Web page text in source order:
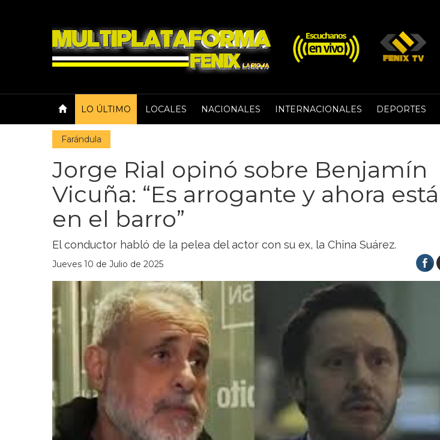
LO ÚLTIMO LOCALES NACIONALES INTERNACIONALES DEPORTES
Farándula
Jorge Rial opinó sobre Benjamín
Vicuña: “Es arrogante y ahora está
en el barro”
El conductor habló de la pelea del actor con su ex, la China Suárez.
Jueves 10 de Julio de 2025